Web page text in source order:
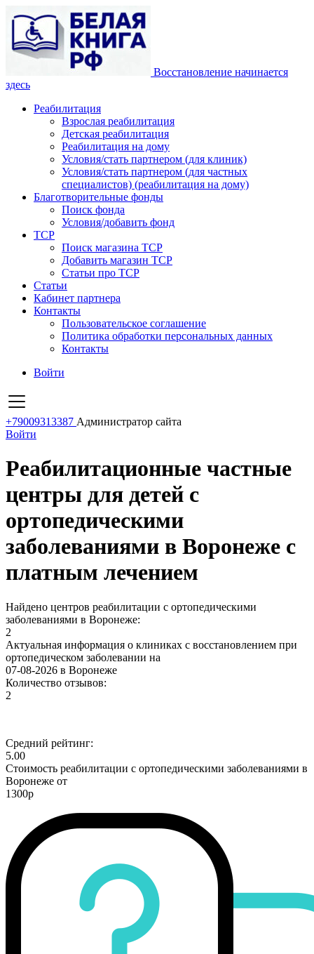
Восстановление начинается
здесь
Реабилитация
Взрослая реабилитация
Детская реабилитация
Реабилитация на дому
Условия/стать партнером (для клиник)
Условия/стать партнером (для частных
специалистов) (реабилитация на дому)
Благотворительные фонды
Поиск фонда
Условия/добавить фонд
ТСР
Поиск магазина ТСР
Добавить магазин ТСР
Статьи про ТСР
Статьи
Кабинет партнера
Контакты
Пользовательское соглашение
Политика обработки персональных данных
Контакты
Войти
+79009313387 Администратор сайта
Войти
Реабилитационные частные
центры для детей с
ортопедическими
заболеваниями в Воронеже с
платным лечением
Найдено центров реабилитации с ортопедическими
заболеваниями в Воронеже:
2
Актуальная информация о клиниках с восстановлением при
ортопедическом заболевании на
07-08-2026 в Воронеже
Количество отзывов:
2
Средний рейтинг:
5.00
Стоимость реабилитации с ортопедическими заболеваниями в
Воронеже от
1300р